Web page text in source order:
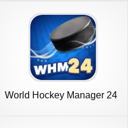
World Hockey Manager 24